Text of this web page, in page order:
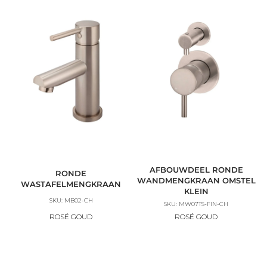
ROSÉ GOUD
RONDE
WASTAFELMENGKRAAN
SKU: MB02-CH
ROSÉ GOUD
AFBOUWDEEL RONDE
WANDMENGKRAAN OMSTEL
KLEIN
SKU: MW07TS-FIN-CH